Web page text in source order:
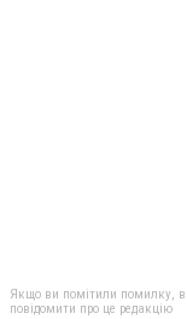
Якщо ви помітили помилку,
повідомити про це редакцію